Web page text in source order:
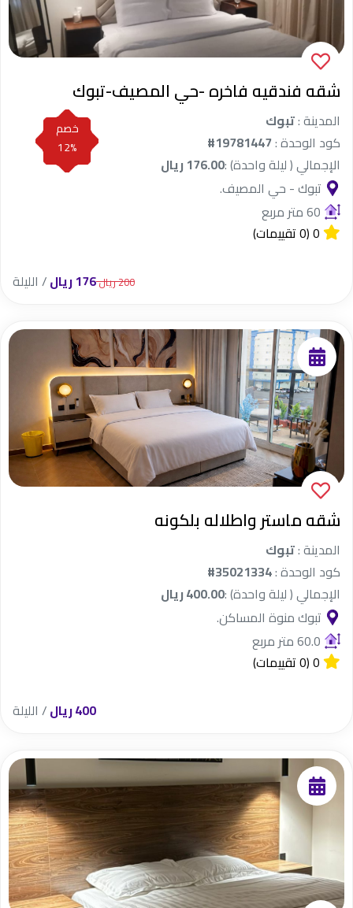
شقه فندقيه فاخره -حي المصيف-تبوك
المدينة :تبوك
كود الوحدة :#19781447
الإجمالي ( ليلة واحدة) :176.00 ريال
تبوك - حي المصيف.
60 متر مربع
خصم
12%
0(0 تقييمات)
200 ريال 176 ريال / الليلة
شقه ماستر واطلاله بلكونه
المدينة :تبوك
كود الوحدة :#35021334
الإجمالي ( ليلة واحدة) :400.00 ريال
تبوك منوة المساكن.
60.0 متر مربع
0(0 تقييمات)
400 ريال / الليلة